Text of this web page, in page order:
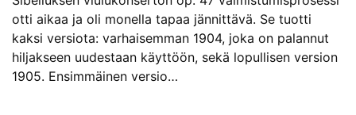
otti aikaa ja oli monella tapaa jännittävä. Se tuotti
kaksi versiota: varhaisemman 1904, joka on palannut
hiljakseen uudestaan käyttöön, sekä lopullisen version
1905. Ensimmäinen versio…